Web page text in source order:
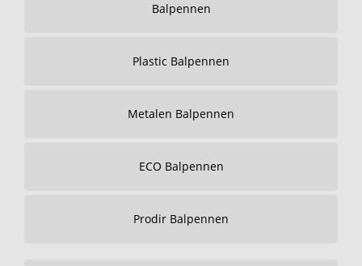
Balpennen
Plastic Balpennen
Metalen Balpennen
ECO Balpennen
Prodir Balpennen